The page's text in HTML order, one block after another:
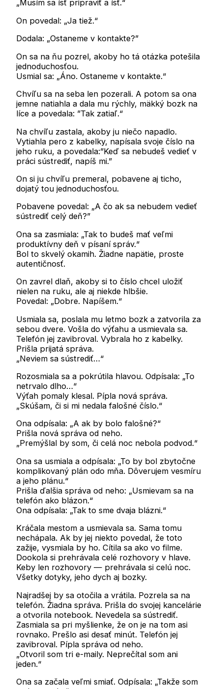
„Musím sa ísť pripraviť a ísť.“
On povedal: „Ja tiež.“
Dodala: „Ostaneme v kontakte?”
On sa na ňu pozrel, akoby ho tá otázka potešila
jednoduchosťou.
Usmial sa: „Áno. Ostaneme v kontakte.“
Chvíľu sa na seba len pozerali. A potom sa ona
jemne natiahla a dala mu rýchly, mäkký bozk na
líce a povedala: ”Tak zatiaľ.“
Na chvíľu zastala, akoby ju niečo napadlo.
Vytiahla pero z kabelky, napísala svoje číslo na
jeho ruku, a povedala:”Keď sa nebudeš vedieť v
práci sústrediť, napíš mi.”
On si ju chvíľu premeral, pobavene aj ticho,
dojatý tou jednoduchosťou.
Pobavene povedal: „A čo ak sa nebudem vedieť
sústrediť celý deň?”
Ona sa zasmiala: „Tak to budeš mať veľmi
produktívny deň v písaní správ.“
Bol to skvelý okamih. Žiadne napätie, proste
autentičnosť.
On zavrel dlaň, akoby si to číslo chcel uložiť
nielen na ruku, ale aj niekde hlbšie.
Povedal: „Dobre. Napíšem.“
Usmiala sa, poslala mu letmo bozk a zatvorila za
sebou dvere. Vošla do výťahu a usmievala sa.
Telefón jej zavibroval. Vybrala ho z kabelky.
Prišla prijatá správa.
„Neviem sa sústrediť…“
Rozosmiala sa a pokrútila hlavou. Odpísala: „To
netrvalo dlho…“
Výťah pomaly klesal. Pípla nová správa.
„Skúšam, či si mi nedala falošné číslo.“
Ona odpísala: „A ak by bolo falošné?“
Prišla nová správa od neho.
„Premýšlal by som, či celá noc nebola podvod.“
Ona sa usmiala a odpísala: „To by bol zbytočne
komplikovaný plán odo mňa. Dôverujem vesmíru
a jeho plánu.“
Prišla ďalšia správa od neho: „Usmievam sa na
telefón ako blázon.“
Ona odpísala: „Tak to sme dvaja blázni.“
Kráčala mestom a usmievala sa. Sama tomu
nechápala. Ak by jej niekto povedal, že toto
zažije, vysmiala by ho. Cítila sa ako vo filme.
Dookola si prehrávala celé rozhovory v hlave.
Keby len rozhovory — prehrávala si celú noc.
Všetky dotyky, jeho dych aj bozky.
Najradšej by sa otočila a vrátila. Pozrela sa na
telefón. Žiadna správa. Prišla do svojej kancelárie
a otvorila notebook. Nevedela sa sústrediť.
Zasmiala sa pri myšlienke, že on je na tom asi
rovnako. Prešlo asi desať minút. Telefón jej
zavibroval. Pípla správa od neho.
„Otvoril som tri e-maily. Neprečítal som ani
jeden.“
Ona sa začala veľmi smiať. Odpísala: „Takže som